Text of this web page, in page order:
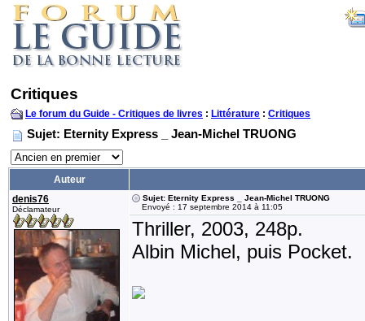
Critiques
Le forum du Guide - Critiques de livres : Littérature : Critiques
Sujet: Eternity Express _ Jean-Michel TRUONG
Auteur
denis76
Déclamateur
Sujet: Eternity Express _ Jean-Michel TRUONG
Envoyé : 17 septembre 2014 à 11:05
Thriller, 2003, 248p.
Albin Michel, puis Pocket.